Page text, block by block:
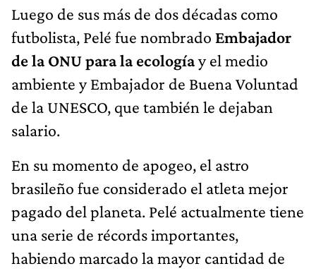
Luego de sus más de dos décadas como
futbolista, Pelé fue nombrado Embajador
de la ONU para la ecologíay el medio
ambiente y Embajador de Buena Voluntad
de la UNESCO, que también le dejaban
salario.
En su momento de apogeo, el astro
brasileño fue considerado el atleta mejor
pagado del planeta. Pelé actualmente tiene
una serie de récords importantes,
habiendo marcado la mayor cantidad de